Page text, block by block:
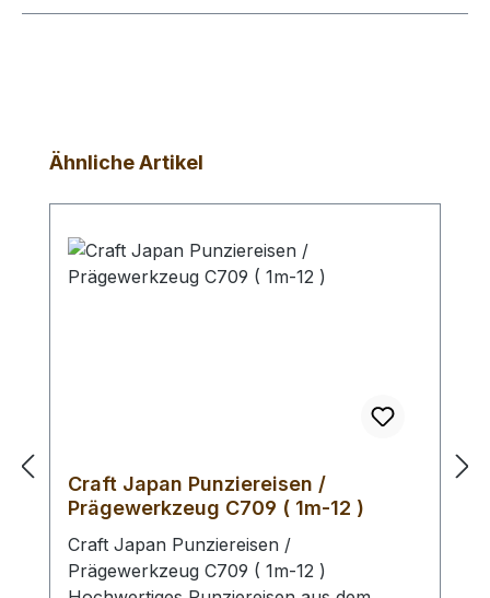
Produktgalerie überspringen
Ähnliche Artikel
Craft Japan Punziereisen /
Prägewerkzeug C709 ( 1m-12 )
Craft Japan Punziereisen /
Prägewerkzeug C709 ( 1m-12 )